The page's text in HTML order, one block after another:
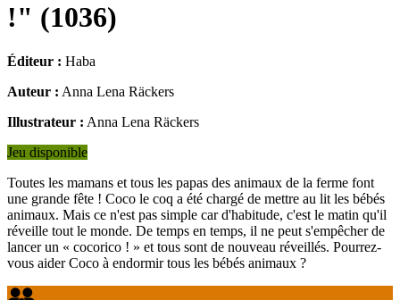
!" (1036)
Éditeur : Haba
Auteur : Anna Lena Räckers
Illustrateur : Anna Lena Räckers
Jeu disponible
Toutes les mamans et tous les papas des animaux de la ferme font
une grande fête ! Coco le coq a été chargé de mettre au lit les bébés
animaux. Mais ce n'est pas simple car d'habitude, c'est le matin qu'il
réveille tout le monde. De temps en temps, il ne peut s'empêcher de
lancer un « cocorico ! » et tous sont de nouveau réveillés. Pourrez-
vous aider Coco à endormir tous les bébés animaux ?